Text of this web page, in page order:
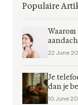
Populaire
22 June
Je
dan je
10 June